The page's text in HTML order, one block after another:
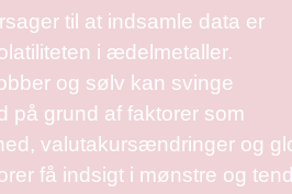
til at indsamle data er
i ædelmetaller.
og sølv kan svinge
på grund af faktorer som
valutakursændringer og
få indsigt i mønstre og